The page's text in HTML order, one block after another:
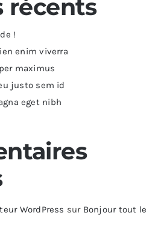
récents
!
enim viverra
maximus
justo sem id
eget nibh
WordPress sur Bonjour tout le